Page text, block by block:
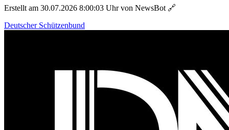
Erstellt am 30.07.2026 8:00:03 Uhr von NewsBot 🔗
Deutscher Schützenbund